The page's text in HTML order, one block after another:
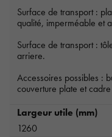
Surface de transport :
qualité, imperméable et
Surface de transport :
arriere.
Accessoires possibles :
couverture plate et
Largeur utile (mm)
1260